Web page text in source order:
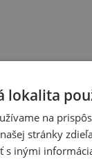
lokalita
na
stránky
s inými